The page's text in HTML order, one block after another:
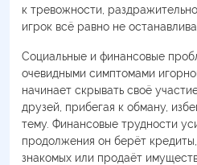
к тревожности,
игрок всё равно не
Социальные и финансовые
очевидными симптомами
начинает скрывать своё
друзей, прибегая к обману,
тему. Финансовые трудности
продолжения он берёт
знакомых или продаёт